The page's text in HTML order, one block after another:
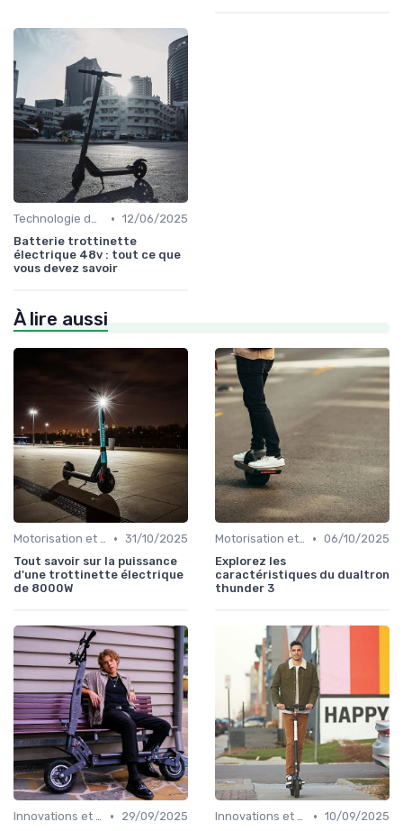
Technologie des batteries • 12/06/2025
Batterie trottinette
électrique 48v : tout ce que
vous devez savoir
À lire aussi
Motorisation et puissance • 31/10/2025
Tout savoir sur la puissance
d'une trottinette électrique
de 8000W
Motorisation et puissance • 06/10/2025
Explorez les
caractéristiques du dualtron
thunder 3
Innovations et évolutions •
29/09/2025
Innovations et évolutions • 10/09/2025